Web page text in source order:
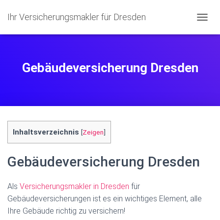
Ihr Versicherungsmakler für Dresden
Gebäudeversicherung Dresden
Inhaltsverzeichnis [Zeigen]
Gebäudeversicherung Dresden
Als Versicherungsmakler in Dresden für
Gebäudeversicherungen ist es ein wichtiges Element, alle
Ihre Gebäude richtig zu versichern!